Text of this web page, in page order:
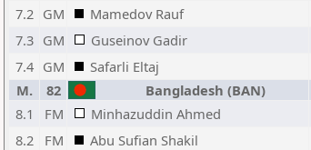
7.2 GM Mamedov Rauf
7.3 GM Guseinov Gadir
7.4 GM Safarli Eltaj
M.
82 Bangladesh (BAN)
8.1
FM Minhazuddin Ahmed
8.2
FM Abu Sufian Shakil